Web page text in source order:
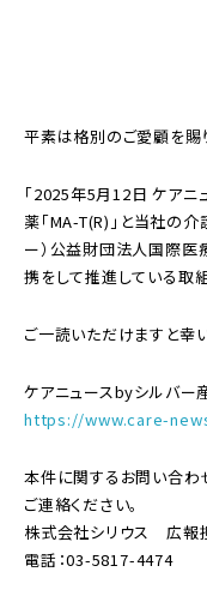
平素は格別のご愛顧を賜
「2025年5月12日 ケアニ
薬「MA-T(R)」と当社の
ー）公益財団法人国際
携をして推進している取
ご一読いただけますと幸
ケアニュースbyシルバー
https://www.care-
本件に関するお問い合わ
ご連絡ください。
株式会社シリウス 広報
電話：03-5817-4474